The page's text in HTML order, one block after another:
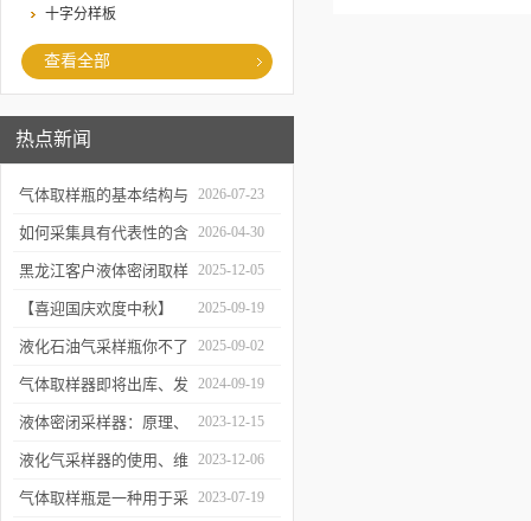
十字分样板
查看全部
热点新闻
气体取样瓶的基本结构与
工作逻辑是什么？
2026-07-23
如何采集具有代表性的含
油水样？——石油类采水
器原理与使用
2026-04-30
黑龙江客户液体密闭取样
器项目顺利交付
2025-12-05
【喜迎国庆欢度中秋】
2025年国庆中秋放假通知
2025-09-19
液化石油气采样瓶你不了
解的知识！
2025-09-02
气体取样器即将出库、发
货！
2024-09-19
液体密闭采样器：原理、
应用和优势
2023-12-15
液化气采样器的使用、维
护与优化
2023-12-06
气体取样瓶是一种用于采 2023-07-19